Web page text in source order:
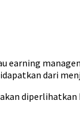
earning
dari